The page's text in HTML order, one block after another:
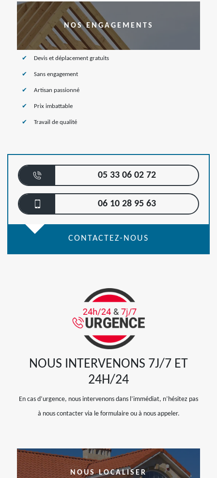
NOS ENGAGEMENTS
Devis et déplacement gratuits
Sans engagement
Artisan passionné
Prix imbattable
Travail de qualité
05 33 06 02 72
06 10 28 95 63
CONTACTEZ-NOUS
NOUS INTERVENONS 7J/7 ET
24H/24
En cas d’urgence, nous intervenons dans l’immédiat, n’hésitez pas
à nous contacter via le formulaire ou à nous appeler.
NOUS LOCALISER